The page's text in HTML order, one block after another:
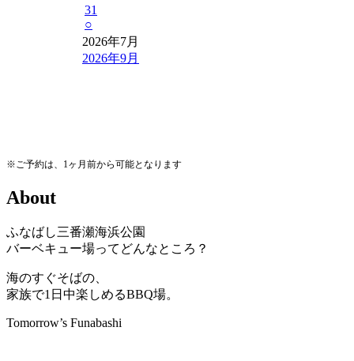
31
○
2026年7月
2026年9月
※ご予約は、1ヶ月前から可能となります
About
ふなばし三番瀬海浜公園
バーベキュー場ってどんなところ？
海のすぐそばの、
家族で1日中楽しめるBBQ場。
Tomorrow’s Funabashi